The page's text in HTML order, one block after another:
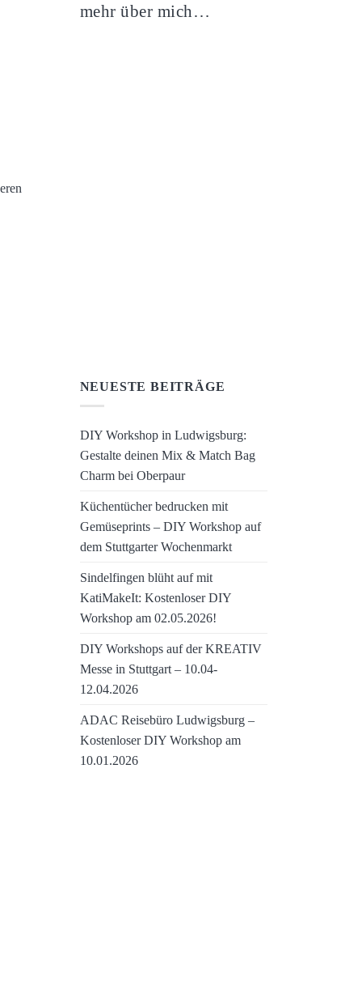
mehr über mich…
NEUESTE BEITRÄGE
DIY Workshop in Ludwigsburg:
Gestalte deinen Mix & Match Bag
Charm bei Oberpaur
Küchentücher bedrucken mit
Gemüseprints – DIY Workshop auf
dem Stuttgarter Wochenmarkt
Sindelfingen blüht auf mit
KatiMakeIt: Kostenloser DIY
Workshop am 02.05.2026!
DIY Workshops auf der KREATIV
Messe in Stuttgart – 10.04-
12.04.2026
ADAC Reisebüro Ludwigsburg –
Kostenloser DIY Workshop am
10.01.2026